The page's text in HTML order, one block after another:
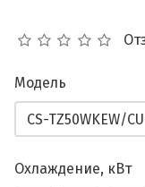
Модель
Охлаждение, кВт